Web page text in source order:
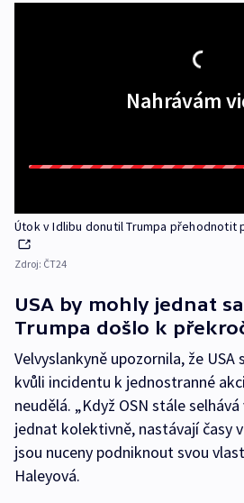
Nahrávám
Útok v Idlibu donutil Trumpa přehodnotit
Zdroj: ČT24
USA by mohly jednat
Trumpa došlo k
Velvyslankyně upozornila, že
kvůli incidentu k jednostranné
neudělá. „Když OSN stále
jednat kolektivně, nastávají časy
jsou nuceny podniknout svou
Haleyová.